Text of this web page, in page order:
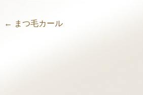
投
← まつ毛カール